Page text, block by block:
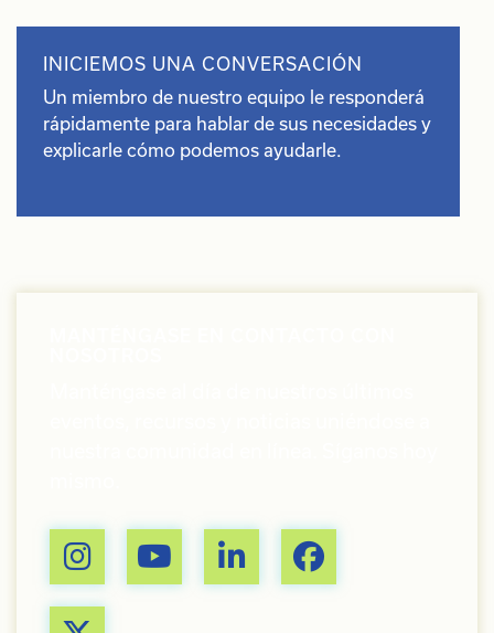
INICIEMOS UNA CONVERSACIÓN
Un miembro de nuestro equipo le responderá
rápidamente para hablar de sus necesidades y
explicarle cómo podemos ayudarle.